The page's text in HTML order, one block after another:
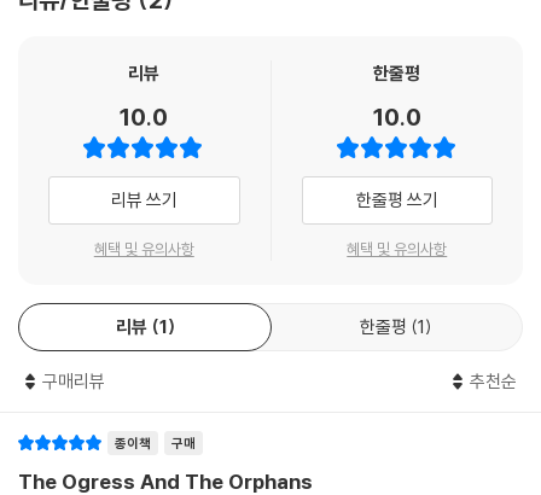
리뷰
10.0
리뷰 쓰기
혜택 및 유의사항
한줄평
10.0
한줄평 쓰기
혜택 및 유의사항
리뷰 1 한줄평 1
구매리뷰 추천순
종이책 구매
The Ogress And The Orphans